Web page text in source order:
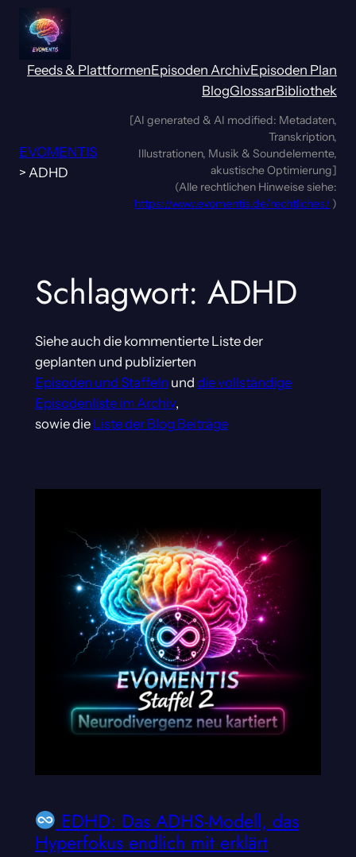
Zum
Inhalt
springen
Feeds & PlattformenEpisoden ArchivEpisoden Plan
BlogGlossarBibliothek
EVOMENTIS
> ADHD
[AI generated & AI modified: Metadaten,
Transkription,
Illustrationen, Musik & Soundelemente,
akustische Optimierung]
(Alle rechtlichen Hinweise siehe:
https://www.evomentis.de/rechtliches/ )
Schlagwort: ADHD
Siehe auch die kommentierte Liste der
geplanten und publizierten
Episoden und Staffeln und die vollständige
Episodenliste im Archiv,
sowie die Liste der Blog Beiträge
EDHD: Das ADHS-Modell, das
Hyperfokus endlich mit erklärt